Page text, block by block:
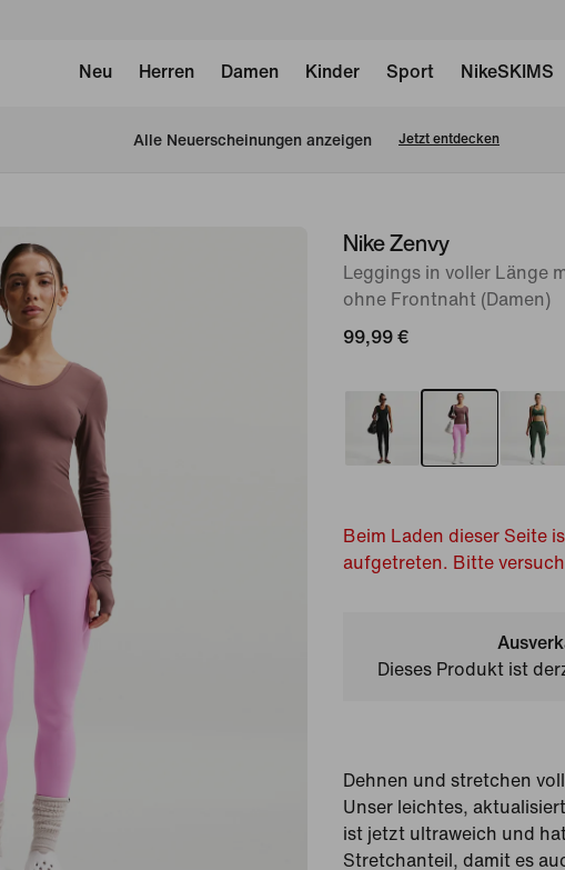
Neu Herren Damen Kinder Sport NikeSKIMS
Alle Neuerscheinungen anzeigen Jetzt entdecken
Bild 1Nike Zenvy
Leggings in voller Länge
ohne Frontnaht (Damen)
99,99 €
Beim Laden dieser Seite
aufgetreten. Bitte
Dieses Produkt ist
Dehnen und stretchen
Unser leichtes,
ist jetzt ultraweich und
Stretchanteil, damit es